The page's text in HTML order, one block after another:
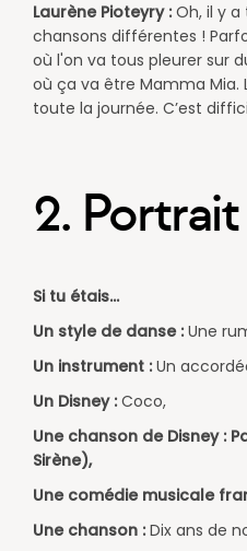
Laurène Pioteyry :Oh, il y a
chansons différentes !
où l'on va tous pleurer sur
où ça va être Mamma Mia.
toute la journée. C’est
2.
Si tu étais...
Un style de danse :Une
Un instrument :Un
Un Disney :Coco,
Une chanson de Disney :
Sirène),
Une comédie musicale
Une chanson :Dix ans de